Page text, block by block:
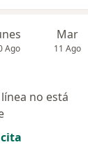
Ago
Mar
11 Ago
no está